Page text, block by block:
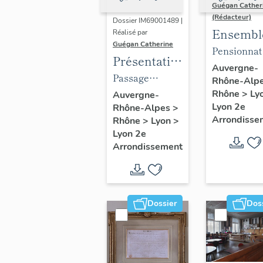
Dossier IM69001489 |
Réalisé par
Guégan Catherine
Présentation
du mobilier
du passage
de l'Argue
Passage
couvert dit
Passage de
l'Argue (partie
orientale)
Auvergne-
Rhône-Alpes>
Rhône > Lyon>
Lyon 2e
Arrondissement
Guégan
(Rédacteur)
du
du
Ampère
collège de
Trinité,
collège
Ampère et
centre de
GRETA
Ampère
Auvergne-
Rhône-
Rhône >
Lyon 2e
Dossier